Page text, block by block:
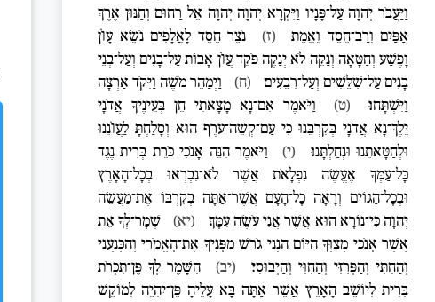
וַיַּעֲבֹר יְהוָה עַל־פָּנָיו וַיִּקְרָא יְהוָה יְהוָה אֵל רַחוּם וְחַנּוּן אֶרֶךְ
אַפַּיִם וְרַב־חֶסֶד וֶאֱמֶת
(ז)
נֹצֵר חֶסֶד לָאֲלָפִים נֹשֵׂא עָוֺן
וָפֶשַׁע וְחַטָּאָה וְנַקֵּה לֹא יְנַקֶּה פֹּקֵד עֲוֺן אָבוֹת עַל־בָּנִים וְעַל־בְּנֵי
בָנִים עַל־שִׁלֵּשִׁים וְעַל־רִבֵּעִים׃
(ח)
וַיְמַהֵר מֹשֶׁה וַיִּקֹּד אַרְצָה
וַיִּשְׁתָּחוּ׃
(ט)
וַיֹּאמֶר אִם־נָא מָצָאתִי חֵן בְּעֵינֶיךָ אֲדֹנָי
יֵלֶךְ־נָא אֲדֹנָי בְּקִרְבֵּנוּ כִּי עַם־קְשֵׁה־עֹרֶף הוּא וְסָלַחְתָּ לַעֲוֺנֵנוּ
וּלְחַטָּאתֵנוּ וּנְחַלְתָּנוּ׃
(י)
וַיֹּאמֶר הִנֵּה אָנֹכִי כֹּרֵת בְּרִית נֶגֶד
כָּל־עַמְּךָ אֶעֱשֶׂה נִפְלָאֹת אֲשֶׁר לֹא־נִבְרְאוּ בְכָל־הָאָרֶץ
וּבְכָל־הַגּוֹיִם וְרָאָה כָל־הָעָם אֲשֶׁר־אַתָּה בְקִרְבּוֹ אֶת־מַעֲשֵׂה
יְהוָה כִּי־נוֹרָא הוּא אֲשֶׁר אֲנִי עֹשֶׂה עִמָּךְ׃
(יא)
שְׁמָר־לְךָ אֵת
אֲשֶׁר אָנֹכִי מְצַוְּךָ הַיּוֹם הִנְנִי גֹרֵשׁ מִפָּנֶיךָ אֶת־הָאֱמֹרִי וְהַכְּנַעֲנִי
וְהַחִתִּי וְהַפְּרִזִּי וְהַחִוִּי וְהַיְבוּסִי׃
(יב)
הִשָּׁמֶר לְךָ פֶּן־תִּכְרֹת
בְּרִית לְיוֹשֵׁב הָאָרֶץ אֲשֶׁר אַתָּה בָּא עָלֶיהָ פֶּן־יִהְיֶה לְמוֹקֵשׁ